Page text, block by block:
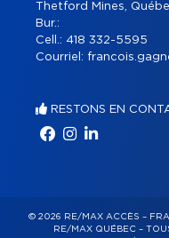
Thetford Mines,
Bur.:
Cell.: 418 332-5595
Courriel:
RESTONS EN
© 2026 RE/MAX ACCÈS –
RE/MAX QUÉBEC –